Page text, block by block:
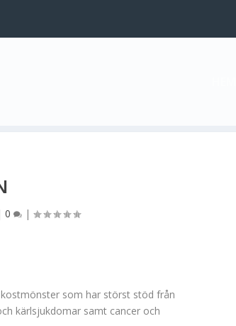
0 |
som har störst stöd från
kärlsjukdomar samt cancer och